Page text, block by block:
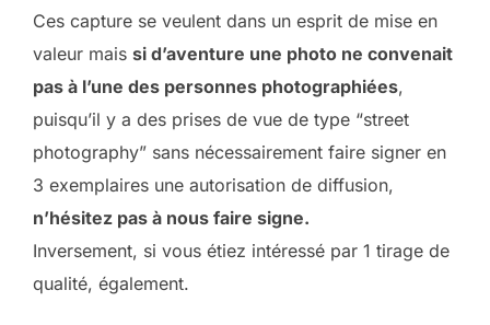
Ces capture se veulent dans un esprit de mise en
valeur mais si d’aventure une photo ne convenait
pas à l’une des personnes photographiées,
puisqu’il y a des prises de vue de type “street
photography” sans nécessairement faire signer en
3 exemplaires une autorisation de diffusion,
n’hésitez pas à nous faire signe.
Inversement, si vous étiez intéressé par 1 tirage de
qualité, également.